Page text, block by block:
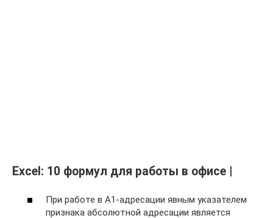
Excel: 10 формул для работы в офисе |
При работе в A1-адресации явным указателем
признака абсолютной адресации является